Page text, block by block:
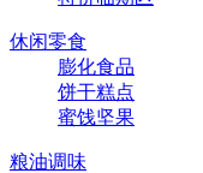
休闲零食
膨化食品
饼干糕点
蜜饯坚果
粮油调味